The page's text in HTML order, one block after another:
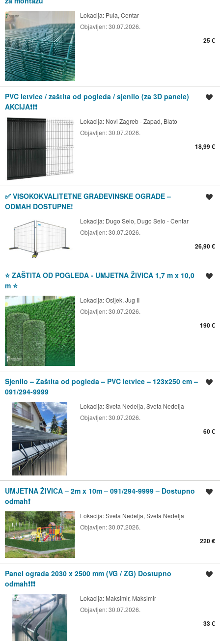
Lokacija: Pula, Centar
Objavljen:30.07.2026.
25 €
PVC letvice / zaštita od pogleda / sjenilo (za 3D panele)
AKCIJA❗❗❗
Lokacija: Novi Zagreb - Zapad, Blato
Objavljen:30.07.2026.
18,99 €
✅ VISOKOKVALITETNE GRAĐEVINSKE OGRADE –
ODMAH DOSTUPNE!
Lokacija: Dugo Selo, Dugo Selo - Centar
Objavljen:30.07.2026.
26,90 €
⭐ ZAŠTITA OD POGLEDA - UMJETNA ŽIVICA 1,7 m x 10,0
m ⭐
Lokacija:Osijek, Jug II
Objavljen:30.07.2026.
190 €
Sjenilo – Zaštita od pogleda – PVC letvice – 123x250 cm –
091/294-9999
Lokacija:Sveta Nedelja, Sveta Nedelja
Objavljen:30.07.2026.
60 €
UMJETNA ŽIVICA – 2m x 10m – 091/294-9999 – Dostupno
odmah❗
Lokacija:Sveta Nedelja, Sveta Nedelja
Objavljen:30.07.2026.
220 €
Panel ograda 2030 x 2500 mm (VG / ZG) Dostupno
odmah❗❗❗
Lokacija: Maksimir, Maksimir
Objavljen:30.07.2026.
33 €